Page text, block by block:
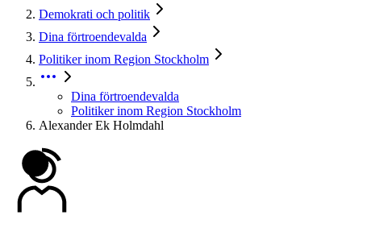
Demokrati och politik
Dina förtroendevalda
Politiker inom Region Stockholm
Dina förtroendevalda
Politiker inom Region Stockholm
Alexander Ek Holmdahl